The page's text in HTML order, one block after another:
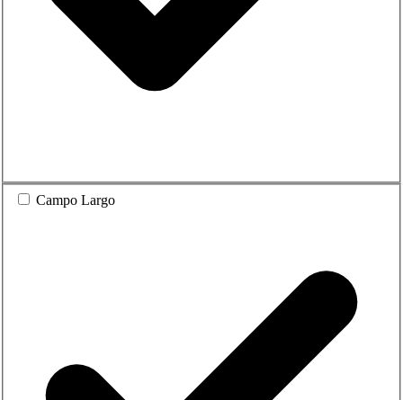
Campo Largo